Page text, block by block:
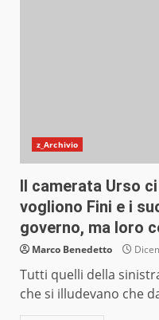
z_Archivio
Il camerata Urso
vogliono Fini e i
governo, ma loro
Marco Benedetto
Tutti quelli della
che si illudevano che